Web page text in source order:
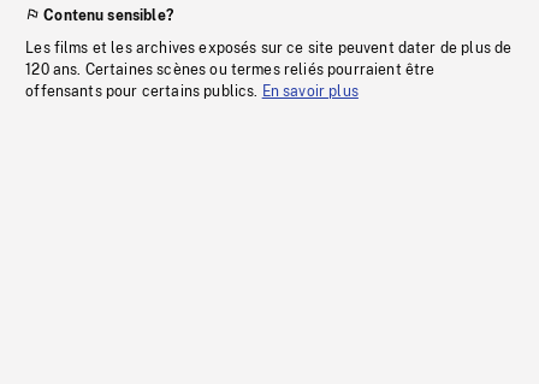
Contenu sensible?
Les films et les archives exposés sur ce site peuvent dater de plus de
120 ans. Certaines scènes ou termes reliés pourraient être
offensants pour certains publics. En savoir plus